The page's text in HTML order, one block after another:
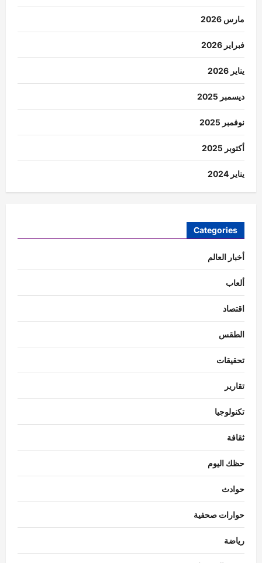
مارس 2026
فبراير 2026
يناير 2026
ديسمبر 2025
نوفمبر 2025
أكتوبر 2025
يناير 2024
Categories
أخبار العالم
ألعاب
اقتصاد
الطقس
تحقيقات
تقارير
تكنولوجيا
ثقافة
حظك اليوم
حوادث
حوارات صحفية
رياضة